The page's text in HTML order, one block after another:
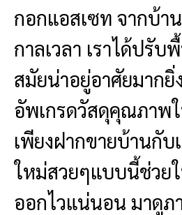
กอกแอสเซท จากบ้า
กาลเวลา เราได้ปรั
สมัยน่าอยู่อาศัยมาก
อัพเกรดวัสดุคุณภาพ
เพียงฝากขายบ้านกับ
ใหม่สวยๆแบบนี้ช่วย
ออกไวแน่นอน มาดู